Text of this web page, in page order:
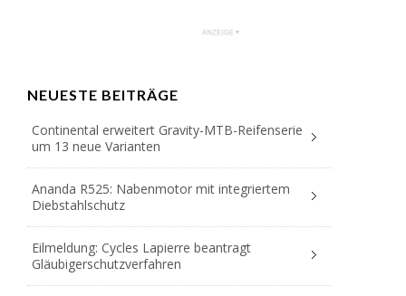
NEUESTE BEITRÄGE
Continental erweitert Gravity-MTB-Reifenserie
um 13 neue Varianten
Ananda R525: Nabenmotor mit integriertem
Diebstahlschutz
Eilmeldung: Cycles Lapierre beantragt
Gläubigerschutzverfahren